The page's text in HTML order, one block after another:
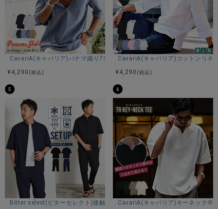
CavariA(キャバリア)パナマ織り7分袖カプリシャツ/全9色
¥ 4,290 (税込)
CavariA(キャバリア)コットンリネ
¥ 4,290 (税込)
5
Bitter select(ビターセレクト)接触冷感スーパーストレッチバンドカラー
6
CavariA(キャバリア)キーネック半